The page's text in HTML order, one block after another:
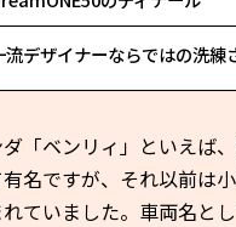
流デザイナーならではの洗練
「ベンリィ」といえば
有名ですが、それ以前は
れていました。車両名と